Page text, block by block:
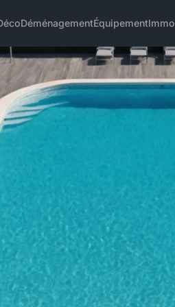
DéménagementÉquipementImmo